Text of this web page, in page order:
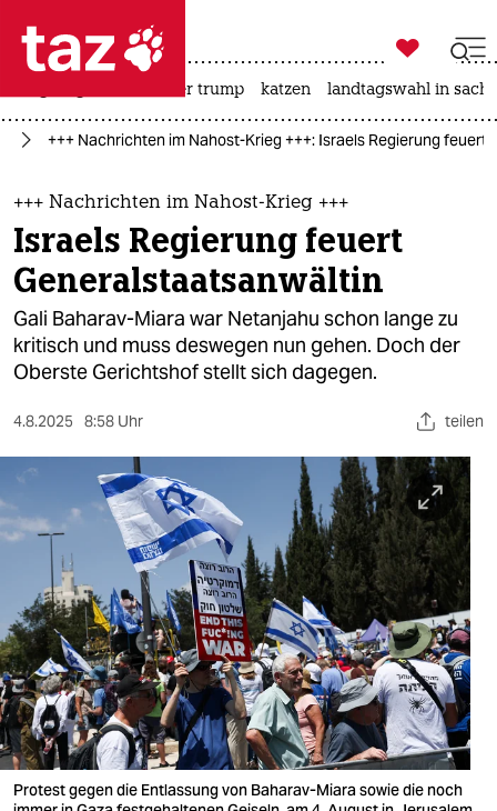
 taz zahl ich
taz zahl ich
themen
politik
öko
gesellschaft
sport
berlin
nord
wahrheit
verlag
verlag
veranstaltungen
shop

taz zahl ich
usa unter trump katzen landtagswahl in
+++ Nachrichten im Nahost-Krieg +++: Israels Regierung feuert
+++ Nachrichten im Nahost-Krieg +++
Israels Regierung feuert
Generalstaatsanwältin
Gali Baharav-Miara war Netanjahu schon lange zu
kritisch und muss deswegen nun gehen. Doch der
Oberste Gerichtshof stellt sich dagegen.
4.8.2025 8:58 Uhr teilen
Protest gegen die Entlassung von Baharav-Miara sowie die noch